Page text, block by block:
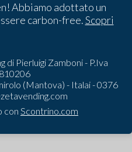
Abbiamo adottato un
carbon-free.Scopri
di Pierluigi Zamboni - P.Iva
(Mantova) - Italai - 0376
con Scontrino.com